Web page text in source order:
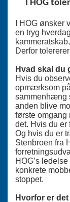
I HOG
I HOG ønsker
en tryg
Derfor
Hvad skal du
Hvis du
opmærksom
sammenhæng
anden blive
første
det. Hvis du
Og hvis du er
Stenbroen fra
HOG’s
konkrete
stoppet.
Hvorfor er